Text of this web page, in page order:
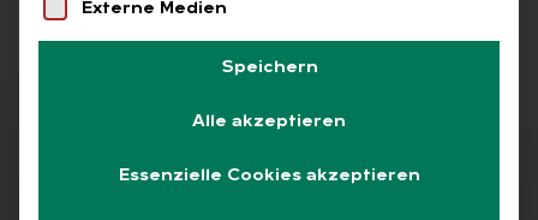
Alle Free Abo L+G +
Externe Medien
Speichern
Alle akzeptieren
Essenzielle Cookies akzeptieren